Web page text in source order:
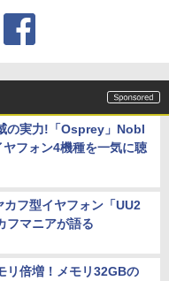
の実力!「Osprey」Nobl
フォン4機種を一気に聴
フ型イヤフォン「UU2
フマニアが語る
リ倍増！メモリ32GBの